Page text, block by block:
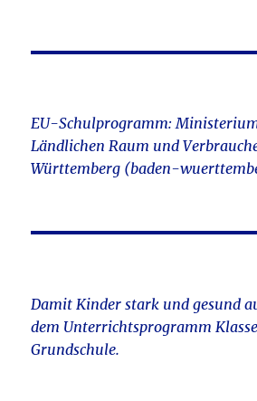
EU-Schulprogramm:
Ländlichen Raum und
Württemberg (baden-
Damit Kinder stark und gesund
dem Unterrichtsprogramm
Grundschule.